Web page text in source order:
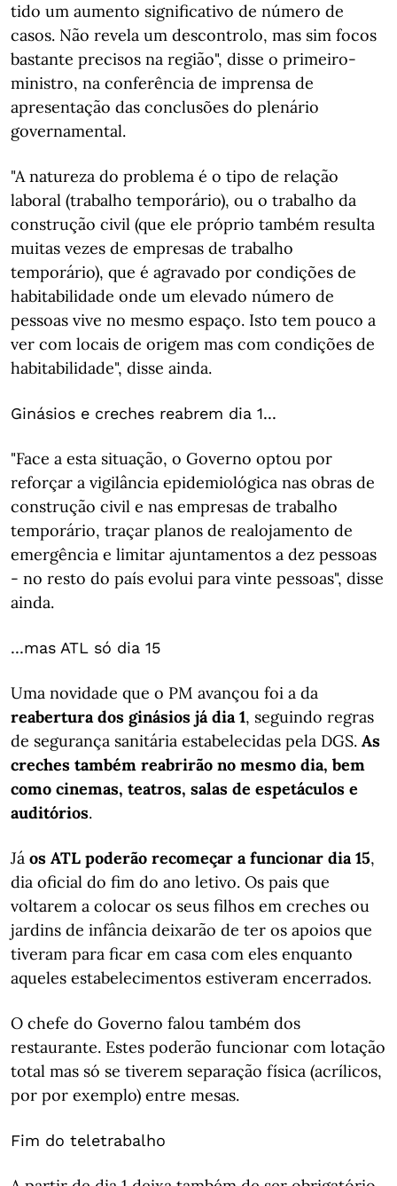
tido um aumento significativo de número de
casos. Não revela um descontrolo, mas sim focos
bastante precisos na região", disse o primeiro-
ministro, na conferência de imprensa de
apresentação das conclusões do plenário
governamental.
"A natureza do problema é o tipo de relação
laboral (trabalho temporário), ou o trabalho da
construção civil (que ele próprio também resulta
muitas vezes de empresas de trabalho
temporário), que é agravado por condições de
habitabilidade onde um elevado número de
pessoas vive no mesmo espaço. Isto tem pouco a
ver com locais de origem mas com condições de
habitabilidade", disse ainda.
Ginásios e creches reabrem dia 1...
"Face a esta situação, o Governo optou por
reforçar a vigilância epidemiológica nas obras de
construção civil e nas empresas de trabalho
temporário, traçar planos de realojamento de
emergência e limitar ajuntamentos a dez pessoas
- no resto do país evolui para vinte pessoas", disse
ainda.
...mas ATL só dia 15
Uma novidade que o PM avançou foi a da
reabertura dos ginásios já dia 1, seguindo regras
de segurança sanitária estabelecidas pela DGS. As
creches também reabrirão no mesmo dia, bem
como cinemas, teatros, salas de espetáculos e
auditórios.
Já os ATL poderão recomeçar a funcionar dia 15,
dia oficial do fim do ano letivo. Os pais que
voltarem a colocar os seus filhos em creches ou
jardins de infância deixarão de ter os apoios que
tiveram para ficar em casa com eles enquanto
aqueles estabelecimentos estiveram encerrados.
O chefe do Governo falou também dos
restaurante. Estes poderão funcionar com lotação
total mas só se tiverem separação física (acrílicos,
por por exemplo) entre mesas.
Fim do teletrabalho